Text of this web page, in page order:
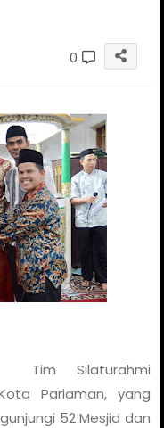
0
Silaturahmi
Pariaman, yang
52 Mesjid dan